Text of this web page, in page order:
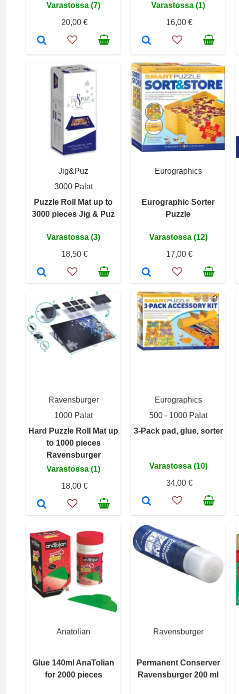
Varastossa (7)
20,00 €
Varastossa (1)
16,00 €
Jig&Puz
3000 Palat
Puzzle Roll Mat up to
3000 pieces Jig & Puz
Varastossa (3)
18,50 €
Eurographics
Eurographic Sorter
Puzzle
Varastossa (12)
17,00 €
Ravensburger
1000 Palat
Hard Puzzle Roll Mat up
to 1000 pieces
Ravensburger
Varastossa (1)
18,00 €
Eurographics
500 - 1000 Palat
3-Pack pad, glue, sorter
Varastossa (10)
34,00 €
Anatolian
Glue 140ml AnaTolian
for 2000 pieces
Ravensburger
Permanent Conserver
Ravensburger 200 ml